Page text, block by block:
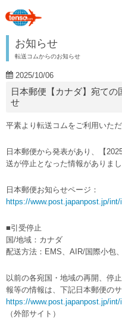
お知らせ
転送コムからのお知らせ
2025/10/06
日本郵便【カナダ】宛て
せ
平素より転送コムをご利用いた
日本郵便から発表があり、【
送が停止となった情報がありまし
日本郵便お知らせページ：
https://www.post.japanpost.jp/
■引受停止
国/地域：カナダ
配送方法：EMS、AIR/国際小包
以前の各宛国・地域の再開、停
報等の情報は、下記日本郵便の
https://www.post.japanpost.jp/
（外部サイト）